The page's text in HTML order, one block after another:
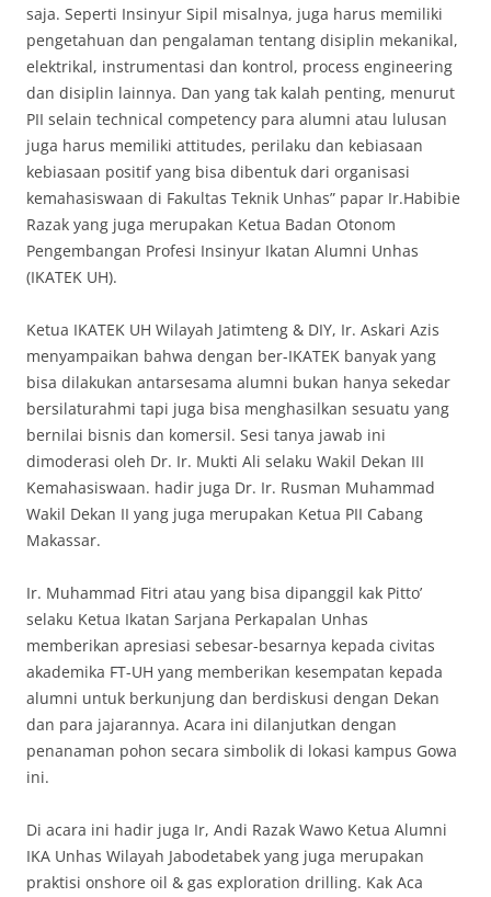
saja. Seperti Insinyur Sipil misalnya, juga harus memiliki
pengetahuan dan pengalaman tentang disiplin mekanikal,
elektrikal, instrumentasi dan kontrol, process engineering
dan disiplin lainnya. Dan yang tak kalah penting, menurut
PII selain technical competency para alumni atau lulusan
juga harus memiliki attitudes, perilaku dan kebiasaan
kebiasaan positif yang bisa dibentuk dari organisasi
kemahasiswaan di Fakultas Teknik Unhas” papar Ir.Habibie
Razak yang juga merupakan Ketua Badan Otonom
Pengembangan Profesi Insinyur Ikatan Alumni Unhas
(IKATEK UH).
Ketua IKATEK UH Wilayah Jatimteng & DIY, Ir. Askari Azis
menyampaikan bahwa dengan ber-IKATEK banyak yang
bisa dilakukan antarsesama alumni bukan hanya sekedar
bersilaturahmi tapi juga bisa menghasilkan sesuatu yang
bernilai bisnis dan komersil. Sesi tanya jawab ini
dimoderasi oleh Dr. Ir. Mukti Ali selaku Wakil Dekan III
Kemahasiswaan. hadir juga Dr. Ir. Rusman Muhammad
Wakil Dekan II yang juga merupakan Ketua PII Cabang
Makassar.
Ir. Muhammad Fitri atau yang bisa dipanggil kak Pitto’
selaku Ketua Ikatan Sarjana Perkapalan Unhas
memberikan apresiasi sebesar-besarnya kepada civitas
akademika FT-UH yang memberikan kesempatan kepada
alumni untuk berkunjung dan berdiskusi dengan Dekan
dan para jajarannya. Acara ini dilanjutkan dengan
penanaman pohon secara simbolik di lokasi kampus Gowa
ini.
Di acara ini hadir juga Ir, Andi Razak Wawo Ketua Alumni
IKA Unhas Wilayah Jabodetabek yang juga merupakan
praktisi onshore oil & gas exploration drilling. Kak Aca